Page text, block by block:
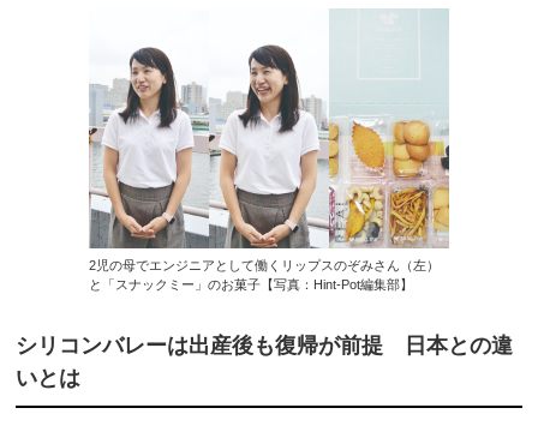
2児の母でエンジニアとして働くリップスのぞみさん（左）
と「スナックミー」のお菓子【写真：Hint-Pot編集部】
シリコンバレーは出産後も復帰が前提 日本との違
いとは